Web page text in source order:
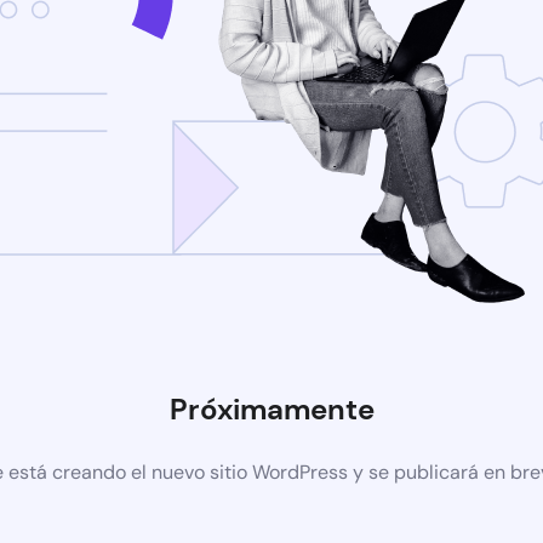
Próximamente
está creando el nuevo sitio WordPress y se publicará en